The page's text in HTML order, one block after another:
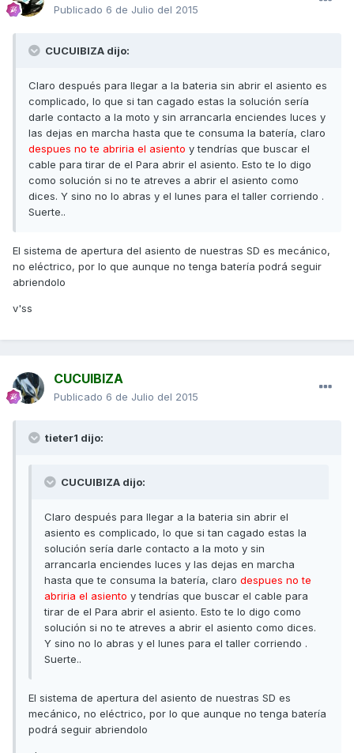
Publicado 6 de Julio del 2015
CUCUIBIZA dijo:
Claro después para llegar a la bateria sin abrir el asiento es
complicado, lo que si tan cagado estas la solución sería
darle contacto a la moto y sin arrancarla enciendes luces y
las dejas en marcha hasta que te consuma la batería, claro
despues no te abriria el asiento y tendrías que buscar el
cable para tirar de el Para abrir el asiento. Esto te lo digo
como solución si no te atreves a abrir el asiento como
dices. Y sino no lo abras y el lunes para el taller corriendo .
Suerte..
El sistema de apertura del asiento de nuestras SD es mecánico,
no eléctrico, por lo que aunque no tenga batería podrá seguir
abriendolo
v'ss
CUCUIBIZA
Publicado 6 de Julio del 2015
tieter1 dijo:
CUCUIBIZA dijo:
Claro después para llegar a la bateria sin abrir el
asiento es complicado, lo que si tan cagado estas la
solución sería darle contacto a la moto y sin
arrancarla enciendes luces y las dejas en marcha
hasta que te consuma la batería, claro despues no te
abriria el asiento y tendrías que buscar el cable para
tirar de el Para abrir el asiento. Esto te lo digo como
solución si no te atreves a abrir el asiento como dices.
Y sino no lo abras y el lunes para el taller corriendo .
Suerte..
El sistema de apertura del asiento de nuestras SD es
mecánico, no eléctrico, por lo que aunque no tenga batería
podrá seguir abriendolo